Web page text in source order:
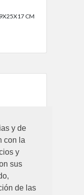
y de
con la
y
sus
de las
CM